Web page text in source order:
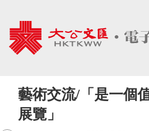
藝術交流/「是一個
展覽」